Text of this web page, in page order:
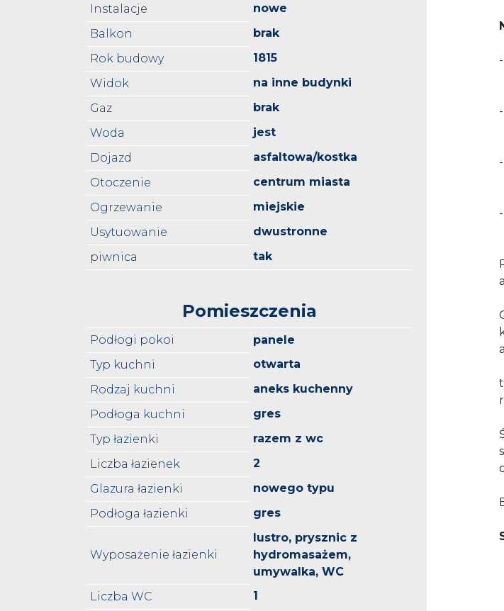
Instalacje
nowe
Balkon
brak
Rok budowy
1815
Widok
na inne budynki
Gaz
brak
Woda
jest
Dojazd
asfaltowa/kostka
Otoczenie
centrum miasta
Ogrzewanie
miejskie
Usytuowanie
dwustronne
piwnica
tak
Pomieszczenia
Podłogi pokoi
panele
Typ kuchni
otwarta
Rodzaj kuchni
aneks kuchenny
Podłoga kuchni
gres
Typ łazienki
razem z wc
Liczba łazienek
2
Glazura łazienki
nowego typu
Podłoga łazienki
gres
Wyposażenie łazienki
lustro, prysznic z
hydromasażem,
umywalka, WC
Liczba WC
1